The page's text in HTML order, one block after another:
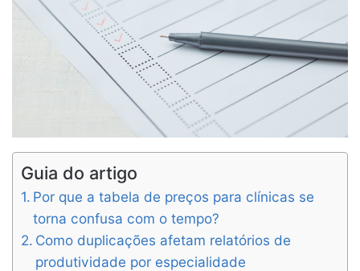
Guia do artigo
Por que a tabela de preços para clínicas se
torna confusa com o tempo?
Como duplicações afetam relatórios de
produtividade por especialidade